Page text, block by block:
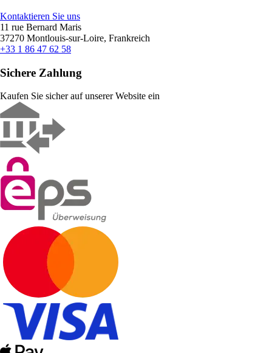
Kontaktieren Sie uns
11 rue Bernard Maris
37270 Montlouis-sur-Loire, Frankreich
+33 1 86 47 62 58
Sichere Zahlung
Kaufen Sie sicher auf unserer Website ein